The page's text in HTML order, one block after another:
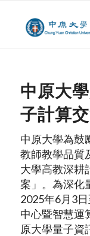
中原大
子計算
中原大學為鼓
教師教學品質
大學高教深耕
案」。為深化
2025年6月3
中心暨智慧運
原大學量子資